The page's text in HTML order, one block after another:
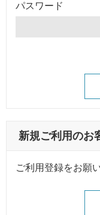
パスワード
新規ご利用のお
ご利用登録をお願